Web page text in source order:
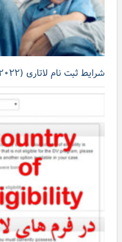
شرایط ثبت نام لاتاری (۲۰۲۲) سال ۱۳۹۹